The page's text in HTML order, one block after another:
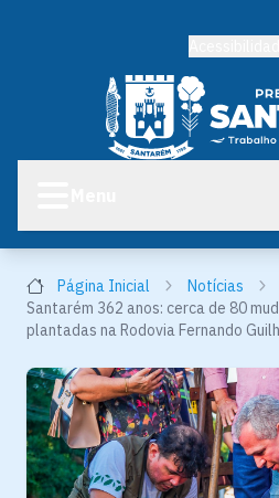
Página Inicial Notícias
Santarém 362 anos: cerca de 80
plantadas na Rodovia Fernando